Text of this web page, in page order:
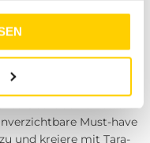
wenn es um
Komfort geht. Das
Must-have
und kreiere mit Tara-